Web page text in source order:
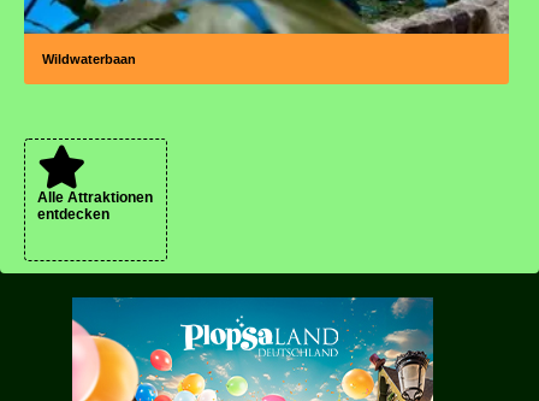
Wildwaterbaan
Alle Attraktionen
entdecken